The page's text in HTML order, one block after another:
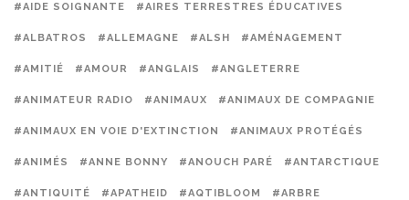
#AIDE SOIGNANTE #AIRES TERRESTRES ÉDUCATIVES
#ALBATROS #ALLEMAGNE #ALSH #AMÉNAGEMENT
#AMITIÉ #AMOUR #ANGLAIS #ANGLETERRE
#ANIMATEUR RADIO #ANIMAUX #ANIMAUX DE COMPAGNIE
#ANIMAUX EN VOIE D'EXTINCTION #ANIMAUX PROTÉGÉS
#ANIMÉS #ANNE BONNY #ANOUCH PARÉ #ANTARCTIQUE
#ANTIQUITÉ #APATHEID #AQTIBLOOM #ARBRE